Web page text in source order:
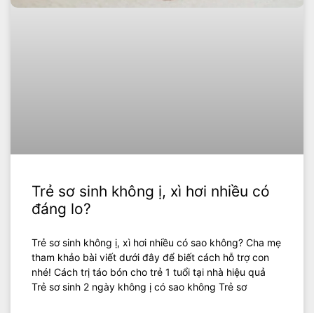
Trẻ sơ sinh không ị, xì hơi nhiều có
đáng lo?
Trẻ sơ sinh không ị, xì hơi nhiều có sao không? Cha mẹ
tham khảo bài viết dưới đây để biết cách hỗ trợ con
nhé! Cách trị táo bón cho trẻ 1 tuổi tại nhà hiệu quả
Trẻ sơ sinh 2 ngày không ị có sao không Trẻ sơ